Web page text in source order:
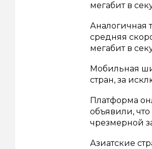
мегабит в
Аналогичная
средняя
мегабит в
Мобильная
стран, за
Платформа
объявили,
чрезмерной
Азиатские